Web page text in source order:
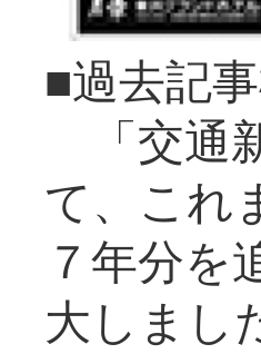
■過去記
「交通
て、これ
７年分を
大し